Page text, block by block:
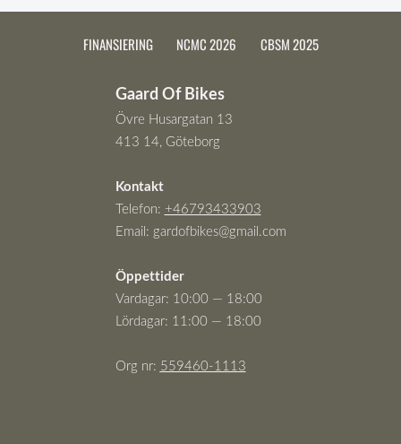
FINANSIERING NCMC 2026 CBSM 2025
Gaard Of Bikes
Övre Husargatan 13
413 14, Göteborg
Kontakt
Telefon: +46793433903
Email: gardofbikes@gmail.com
Öppettider
Vardagar: 10:00 — 18:00
Lördagar: 11:00 — 18:00
Org nr: 559460-1113